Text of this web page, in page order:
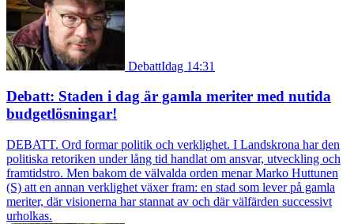
DebattIdag 14:31
Debatt: Staden i dag är gamla meriter med nutida
budgetlösningar!
DEBATT. Ord formar politik och verklighet. I Landskrona har den
politiska retoriken under lång tid handlat om ansvar, utveckling och
framtidstro. Men bakom de välvalda orden menar Marko Huttunen
(S) att en annan verklighet växer fram: en stad som lever på gamla
meriter, där visionerna har stannat av och där välfärden successivt
urholkas.